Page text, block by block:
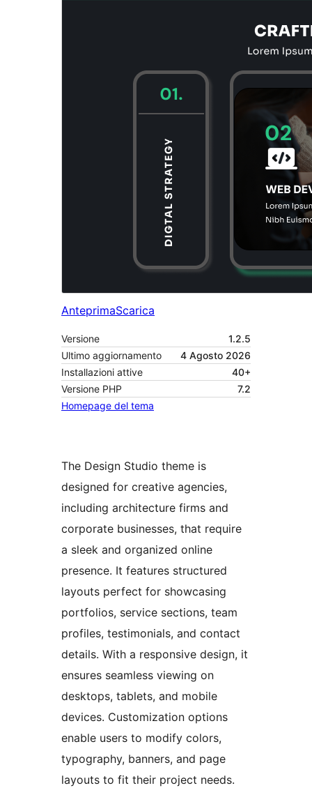
AnteprimaScarica
Versione
1.2.5
Ultimo aggiornamento
4 Agosto 2026
Installazioni attive
40+
Versione PHP
7.2
Homepage del tema
The Design Studio theme is
designed for creative agencies,
including architecture firms and
corporate businesses, that require
a sleek and organized online
presence. It features structured
layouts perfect for showcasing
portfolios, service sections, team
profiles, testimonials, and contact
details. With a responsive design, it
ensures seamless viewing on
desktops, tablets, and mobile
devices. Customization options
enable users to modify colors,
typography, banners, and page
layouts to fit their project needs.